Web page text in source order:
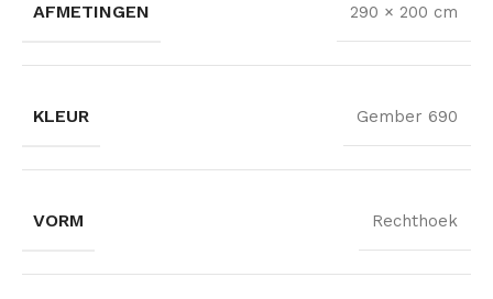
AFMETINGEN 290 × 200 cm
KLEUR Gember 690
VORM Rechthoek